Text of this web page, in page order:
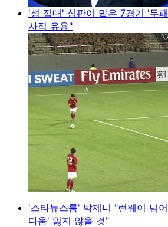
'성 접대' 심판이 맡은 7경기 '무
사적 유용"
'스타뉴스룸' 박제니 "런웨이 넘
다움' 잃지 않을 것"